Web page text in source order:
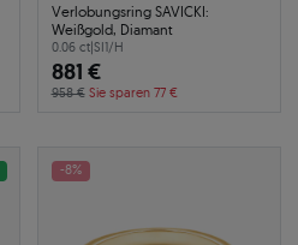
Verlobungsring SAVICKI:
Weißgold, Diamant
0.06 ct|SI1/H
881 €
958 € Sie sparen 77 €
-8%